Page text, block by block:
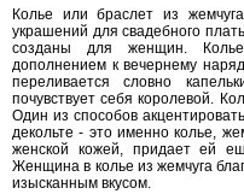
Колье или браслет из
украшений для свадебного
созданы для женщин.
дополнением к вечернему
переливается словно
почувствует себя королевой.
Один из способов
декольте - это именно колье,
женской кожей, придает ей
Женщина в колье из жемчуга
изысканным вкусом.